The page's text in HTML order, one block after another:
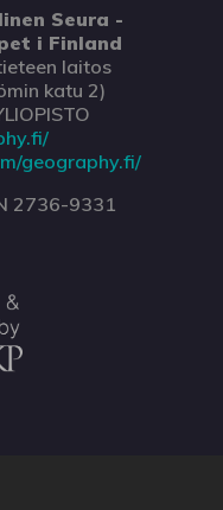
Seura -
i Finland
laitos
katu 2)
geography.fi/
2736-9331